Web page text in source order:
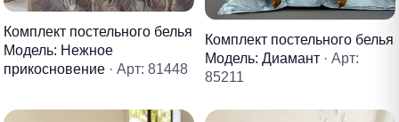
Комплект постельного белья
Модель: Нежное
прикосновение · Арт: 81448
Комплект постельного белья
Модель: Диамант · Арт:
85211